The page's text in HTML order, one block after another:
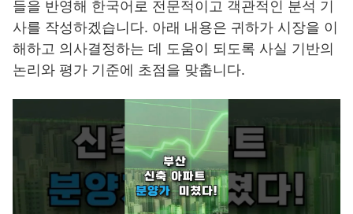
들을 반영해 한국어로 전문적이고 객관적인 분석 기
사를 작성하겠습니다. 아래 내용은 귀하가 시장을 이
해하고 의사결정하는 데 도움이 되도록 사실 기반의
논리와 평가 기준에 초점을 맞춥니다.